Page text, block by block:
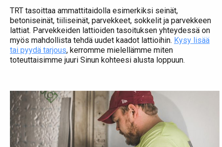
TRT tasoittaa ammattitaidolla esimerkiksi seinät,
betoniseinät, tiiliseinät, parvekkeet, sokkelit ja parvekkeen
lattiat. Parvekkeiden lattioiden tasoituksen yhteydessä on
myös mahdollista tehdä uudet kaadot lattioihin. Kysy lisää
tai pyydä tarjous, kerromme mielellämme miten
toteuttaisimme juuri Sinun kohteesi alusta loppuun.